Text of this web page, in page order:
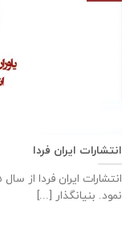
انتشارات ایران فردا
نمود. بنیانگذار [...]